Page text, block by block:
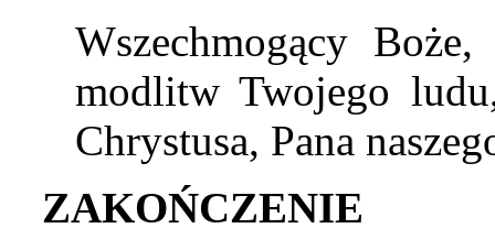
Wszechmogący
modlitw Twojego
Chrystusa, Pana
ZAKOŃCZENIE